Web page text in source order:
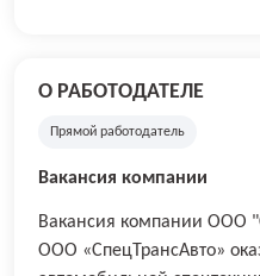
О РАБОТОДАТЕЛЕ
Прямой работодатель
Вакансия компании
Вакансия компании ООО
ООО «СпецТрансАвто»